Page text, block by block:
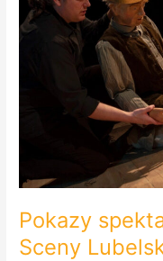
Pokazy
Sceny
morze”
Sceny